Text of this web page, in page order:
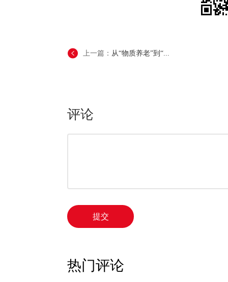
上一篇： 从“物质养老”到“...
评论
提交
热门评论